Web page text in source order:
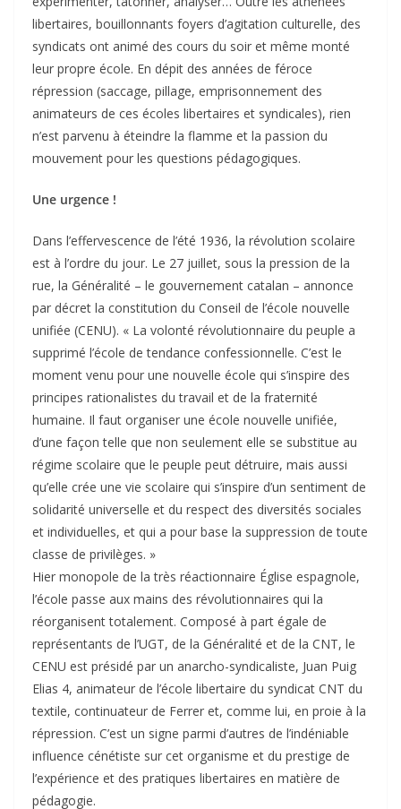
libertaires, bouillonnants foyers d’agitation culturelle, des
syndicats ont animé des cours du soir et même monté
leur propre école. En dépit des années de féroce
répression (saccage, pillage, emprisonnement des
animateurs de ces écoles libertaires et syndicales), rien
n’est parvenu à éteindre la flamme et la passion du
mouvement pour les questions pédagogiques.
Une urgence !
Dans l’effervescence de l’été 1936, la révolution scolaire
est à l’ordre du jour. Le 27 juillet, sous la pression de la
rue, la Généralité – le gouvernement catalan – annonce
par décret la constitution du Conseil de l’école nouvelle
unifiée (CENU). « La volonté révolutionnaire du peuple a
supprimé l’école de tendance confessionnelle. C’est le
moment venu pour une nouvelle école qui s’inspire des
principes rationalistes du travail et de la fraternité
humaine. Il faut organiser une école nouvelle unifiée,
d’une façon telle que non seulement elle se substitue au
régime scolaire que le peuple peut détruire, mais aussi
qu’elle crée une vie scolaire qui s’inspire d’un sentiment de
solidarité universelle et du respect des diversités sociales
et individuelles, et qui a pour base la suppression de toute
classe de privilèges. »
Hier monopole de la très réactionnaire Église espagnole,
l’école passe aux mains des révolutionnaires qui la
réorganisent totalement. Composé à part égale de
représentants de l’UGT, de la Généralité et de la CNT, le
CENU est présidé par un anarcho-syndicaliste, Juan Puig
Elias 4, animateur de l’école libertaire du syndicat CNT du
textile, continuateur de Ferrer et, comme lui, en proie à la
répression. C’est un signe parmi d’autres de l’indéniable
influence cénétiste sur cet organisme et du prestige de
l’expérience et des pratiques libertaires en matière de
pédagogie.